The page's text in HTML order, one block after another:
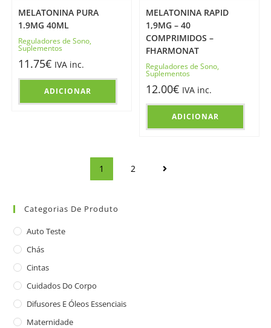
MELATONINA PURA
1.9MG 40ML
Reguladores de Sono,
Suplementos
11.75€ IVA inc.
ADICIONAR
MELATONINA RAPID
1,9MG – 40
COMPRIMIDOS –
FHARMONAT
Reguladores de Sono,
Suplementos
12.00€ IVA inc.
ADICIONAR
1 2
Categorias De Produto
Auto Teste
Chás
Cintas
Cuidados Do Corpo
Difusores E Óleos Essenciais
Maternidade